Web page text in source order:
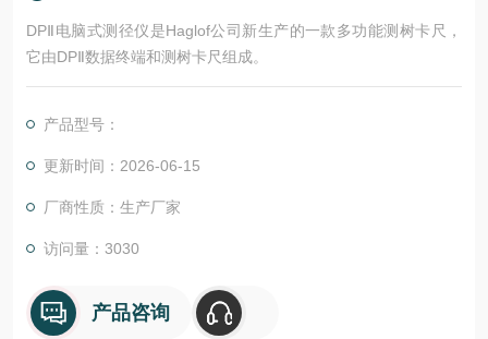
DPⅡ电脑式测径仪是Haglof公司新生产的一款多功能测树卡尺，
它由DPⅡ数据终端和测树卡尺组成。
产品型号：
更新时间：2026-06-15
厂商性质：生产厂家
访问量：3030
产品咨询